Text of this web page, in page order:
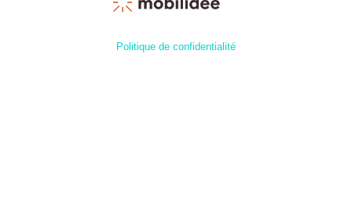
Politique de confidentialité